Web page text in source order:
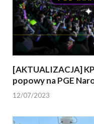
[AKTUALIZACJA]
popowy na PGE
12/07/2023